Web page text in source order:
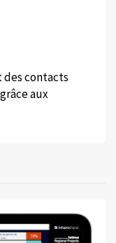
contacts
aux